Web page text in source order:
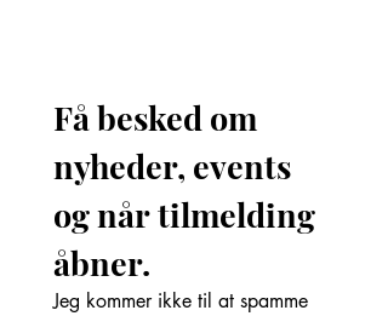
Få besked om
nyheder, events
og når tilmelding
Jeg kommer ikke til at spamme